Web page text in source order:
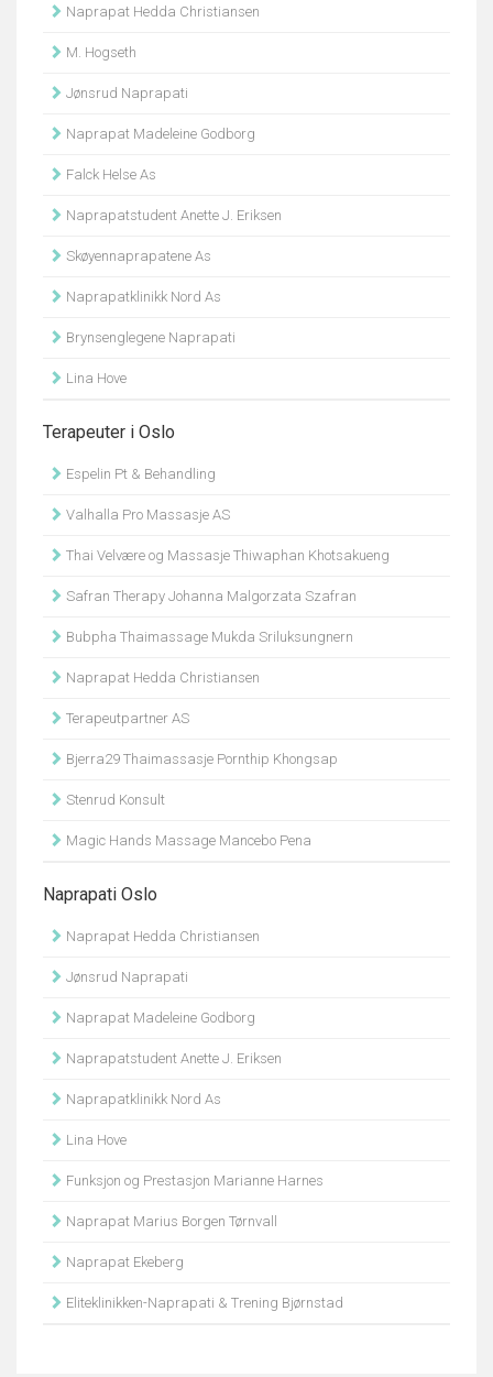
Naprapat Hedda Christiansen
M. Hogseth
Jønsrud Naprapati
Naprapat Madeleine Godborg
Falck Helse As
Naprapatstudent Anette J. Eriksen
Skøyennaprapatene As
Naprapatklinikk Nord As
Brynsenglegene Naprapati
Lina Hove
Terapeuter i Oslo
Espelin Pt & Behandling
Valhalla Pro Massasje AS
Thai Velvære og Massasje Thiwaphan Khotsakueng
Safran Therapy Johanna Malgorzata Szafran
Bubpha Thaimassage Mukda Sriluksungnern
Naprapat Hedda Christiansen
Terapeutpartner AS
Bjerra29 Thaimassasje Pornthip Khongsap
Stenrud Konsult
Magic Hands Massage Mancebo Pena
Naprapati Oslo
Naprapat Hedda Christiansen
Jønsrud Naprapati
Naprapat Madeleine Godborg
Naprapatstudent Anette J. Eriksen
Naprapatklinikk Nord As
Lina Hove
Funksjon og Prestasjon Marianne Harnes
Naprapat Marius Borgen Tørnvall
Naprapat Ekeberg
Eliteklinikken-Naprapati & Trening Bjørnstad